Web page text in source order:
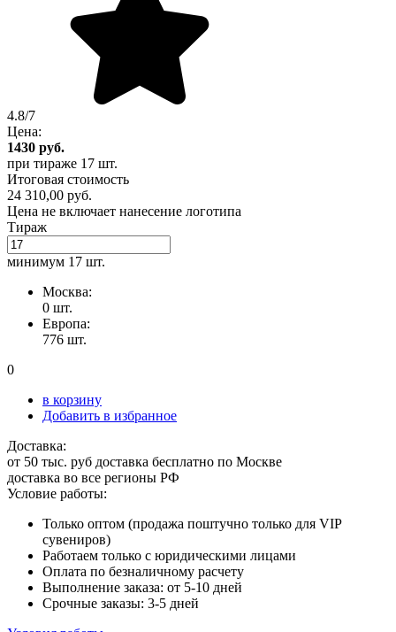
4.8/7
Цена:
1430 руб.
при тираже 17 шт.
Итоговая стоимость
24 310,00 руб.
Цена не включает нанесение логотипа
Тираж
минимум 17 шт.
Москва:
0 шт.
Европа:
776 шт.
0
в корзину
Добавить в избранное
Доставка:
от 50 тыс. руб доставка бесплатно по Москве
доставка во все регионы РФ
Условие работы:
Только оптом (продажа поштучно только для VIP
сувениров)
Работаем только с юридическими лицами
Оплата по безналичному расчету
Выполнение заказа: от 5-10 дней
Срочные заказы: 3-5 дней